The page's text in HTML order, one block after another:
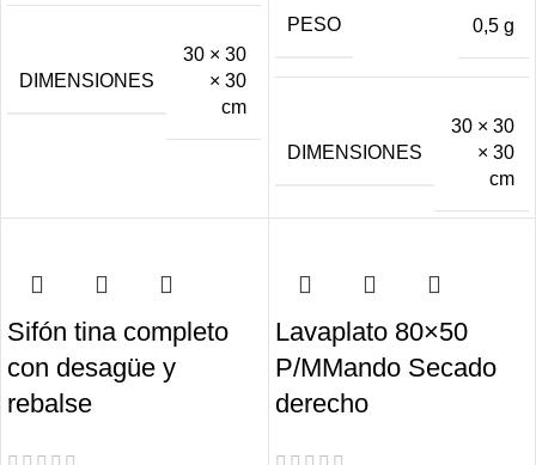
DIMENSIONES
30 × 30
× 30
cm
PESO 0,5 g
DIMENSIONES
30 × 30
× 30
cm
Sifón tina completo
con desagüe y
rebalse
Lavaplato 80×50
P/MMando Secado
derecho